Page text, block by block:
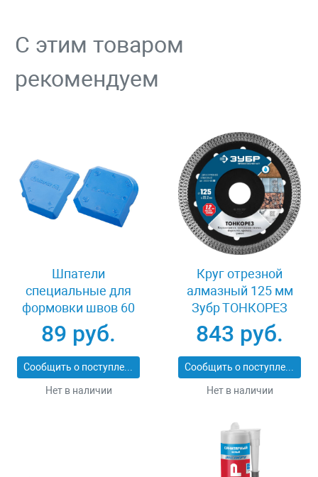
С этим товаром
рекомендуем
Шпатели
специальные для
формовки швов 60
мм Stayer 10165-H2
89 руб.
Сообщить о поступлении
Нет в наличии
Круг отрезной
алмазный 125 мм
Зубр ТОНКОРЕЗ
36659-125_z01
843 руб.
Сообщить о поступлении
Нет в наличии